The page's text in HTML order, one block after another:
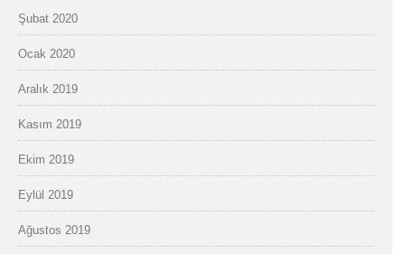
Şubat 2020
Ocak 2020
Aralık 2019
Kasım 2019
Ekim 2019
Eylül 2019
Ağustos 2019